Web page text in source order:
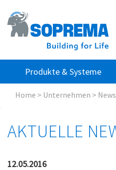
Produkte & Systeme
Home > Unternehmen >
AKTUELLE
12.05.2016